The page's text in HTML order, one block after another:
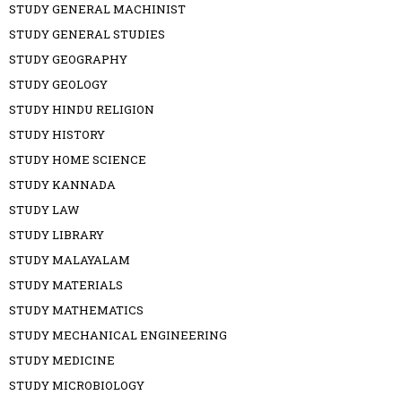
STUDY GENERAL MACHINIST
STUDY GENERAL STUDIES
STUDY GEOGRAPHY
STUDY GEOLOGY
STUDY HINDU RELIGION
STUDY HISTORY
STUDY HOME SCIENCE
STUDY KANNADA
STUDY LAW
STUDY LIBRARY
STUDY MALAYALAM
STUDY MATERIALS
STUDY MATHEMATICS
STUDY MECHANICAL ENGINEERING
STUDY MEDICINE
STUDY MICROBIOLOGY